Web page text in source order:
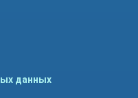
данных